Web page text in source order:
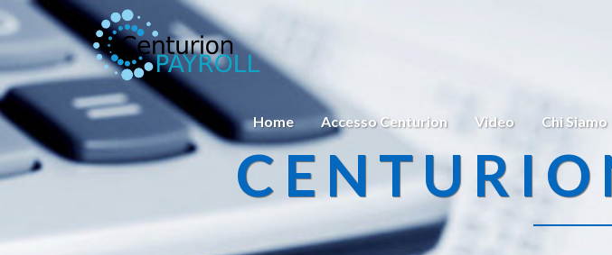
Home Accesso Centurion Video Chi Siamo